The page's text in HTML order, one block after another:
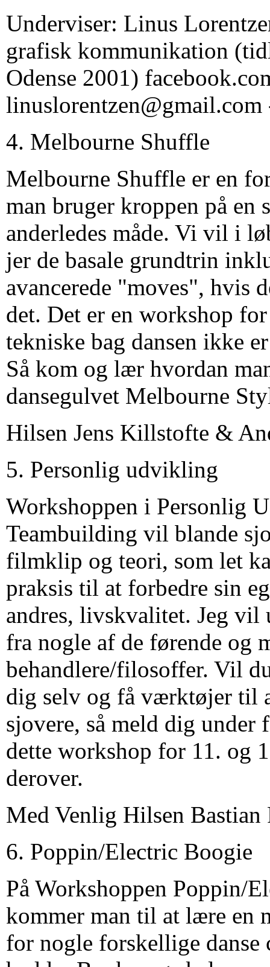
Underviser: Linus
grafisk kommunikation
Odense 2001)
linuslorentzen@gmail.com
4. Melbourne Shuffle
Melbourne Shuffle er en
man bruger kroppen på en
anderledes måde. Vi vil i
jer de basale grundtrin
avancerede "moves", hvis
det. Det er en workshop
tekniske bag dansen ikke
Så kom og lær hvordan
dansegulvet Melbourne
Hilsen Jens Killstofte &
5. Personlig udvikling
Workshoppen i Personlig
Teambuilding vil blande
filmklip og teori, som let
praksis til at forbedre sin
andres, livskvalitet. Jeg vil
fra nogle af de førende og
behandlere/filosoffer. Vil
dig selv og få værktøjer til
sjovere, så meld dig under
dette workshop for 11. og
derover.
Med Venlig Hilsen Bastian
6. Poppin/Electric Boogie
På Workshoppen Poppin/
kommer man til at lære en
for nogle forskellige danse